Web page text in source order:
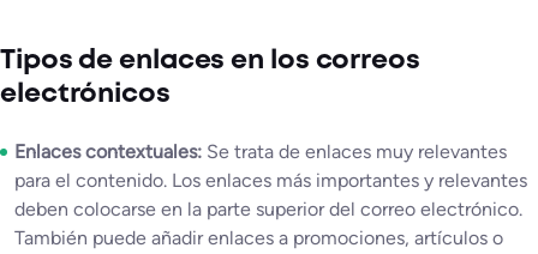
Tipos de enlaces en los correos
electrónicos
Enlaces contextuales: Se trata de enlaces muy relevantes
para el contenido. Los enlaces más importantes y relevantes
deben colocarse en la parte superior del correo electrónico.
También puede añadir enlaces a promociones, artículos o